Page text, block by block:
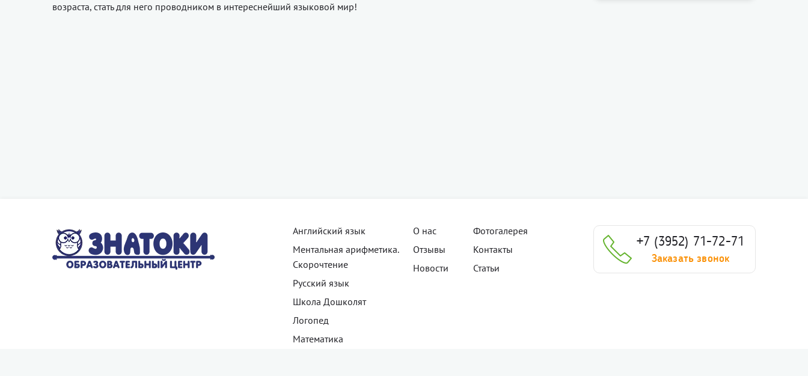
возраста, стать для него проводником в интереснейший языковой мир!
Английский язык
Ментальная арифметика.
Cкорочтение
Русский язык
Школа Дошколят
Логопед
Математика
О нас
Отзывы
Новости
Фотогалерея
Контакты
Статьи
+7 (3952) 71-72-71
Заказать звонок